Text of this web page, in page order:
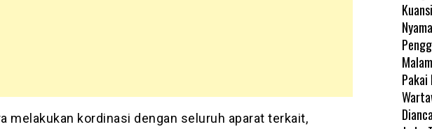
melakukan kordinasi dengan seluruh aparat terkait,
Pakai